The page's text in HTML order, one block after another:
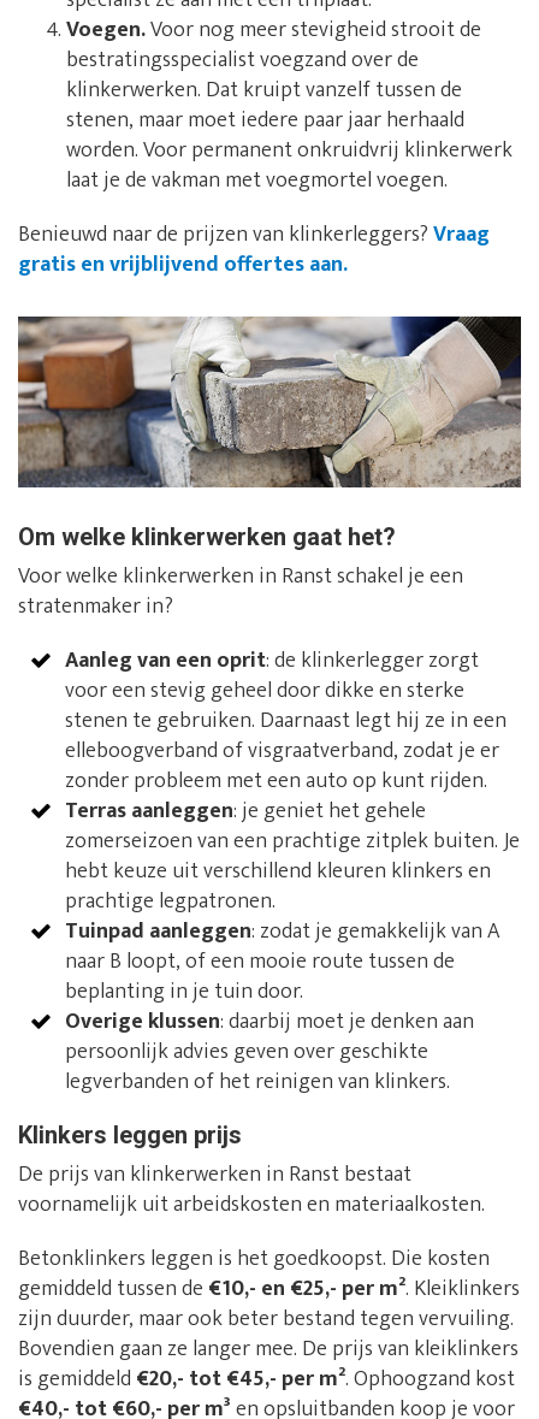
Voegen.Voor nog meer stevigheid strooit de
bestratingsspecialist voegzand over de
klinkerwerken. Dat kruipt vanzelf tussen de
stenen, maar moet iedere paar jaar herhaald
worden. Voor permanent onkruidvrij klinkerwerk
laat je de vakman met voegmortel voegen.
Benieuwd naar de prijzen van klinkerleggers?Vraag
gratis en vrijblijvend offertes aan.
Om welke klinkerwerken gaat het?
Voor welke klinkerwerken in Ranst schakel je een
stratenmaker in?
Aanleg van een oprit: de klinkerlegger zorgt
voor een stevig geheel door dikke en sterke
stenen te gebruiken. Daarnaast legt hij ze in een
elleboogverband of visgraatverband, zodat je er
zonder probleem met een auto op kunt rijden.
Terras aanleggen: je geniet het gehele
zomerseizoen van een prachtige zitplek buiten. Je
hebt keuze uit verschillend kleuren klinkers en
prachtige legpatronen.
Tuinpad aanleggen: zodat je gemakkelijk van A
naar B loopt, of een mooie route tussen de
beplanting in je tuin door.
Overige klussen: daarbij moet je denken aan
persoonlijk advies geven over geschikte
legverbanden of het reinigen van klinkers.
Klinkers leggen prijs
De prijs van klinkerwerken in Ranst bestaat
voornamelijk uit arbeidskosten en materiaalkosten.
Betonklinkers leggen is het goedkoopst. Die kosten
gemiddeld tussen de €10,- en €25,- per m². Kleiklinkers
zijn duurder, maar ook beter bestand tegen vervuiling.
Bovendien gaan ze langer mee. De prijs van kleiklinkers
is gemiddeld €20,- tot €45,- per m². Ophoogzand kost
€40,- tot €60,- per m³en opsluitbanden koop je voor